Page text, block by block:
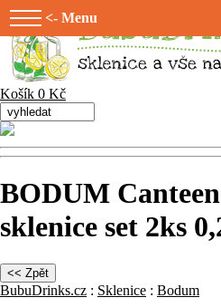
<- Menu
Košík 0 Kč
BODUM
sklenice set 2ks
BubuDrinks.cz : Sklenice : Bodum